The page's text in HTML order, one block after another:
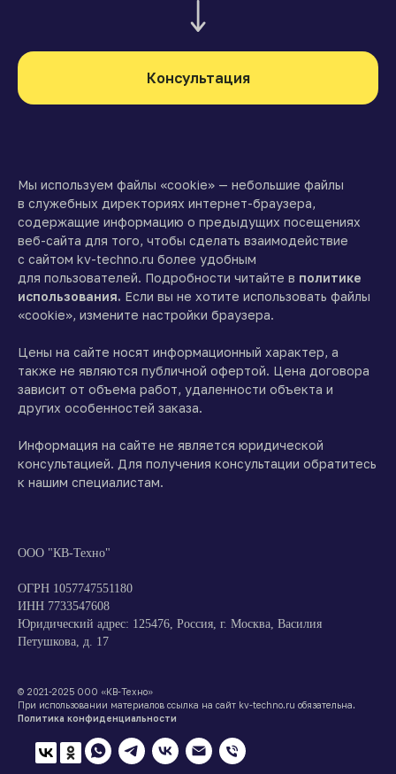
Консультация
Мы используем файлы «cookie» — небольшие файлы
в служебных директориях интернет-браузера,
содержащие информацию о предыдущих посещениях
веб-сайта для того, чтобы сделать взаимодействие
с сайтом kv-techno.ru более удобным
для пользователей. Подробности читайте в политике
использования. Если вы не хотите использовать файлы
«cookie», измените настройки браузера.
Цены на сайте носят информационный характер, а
также не являются публичной офертой. Цена договора
зависит от объема работ, удаленности объекта и
других особенностей заказа.
Информация на сайте не является юридической
консультацией. Для получения консультации обратитесь
к нашим специалистам.
ООО "КВ-Техно"
ОГРН 1057747551180
ИНН 7733547608
Юридический адрес: 125476, Россия, г. Москва, Василия
Петушкова, д. 17
© 2021-2025 ООО «КВ-Техно»
При использовании материалов ссылка на сайт kv-techno.ru обязательна.
Политика конфиденциальности